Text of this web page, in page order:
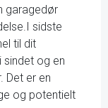
garagedør
sidste
til dit
sindet og en
Det er en
og potentielt